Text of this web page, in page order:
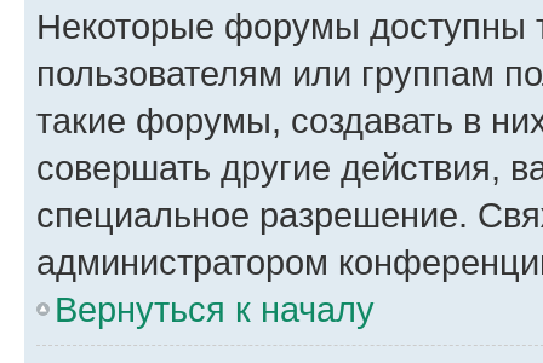
Некоторые форумы доступны
пользователям или группам
такие форумы, создавать в
совершать другие действия,
специальное разрешение.
администратором
Вернуться к началу